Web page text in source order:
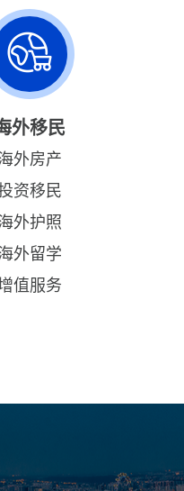
外移民
外房产
资移民
外护照
外留学
值服务